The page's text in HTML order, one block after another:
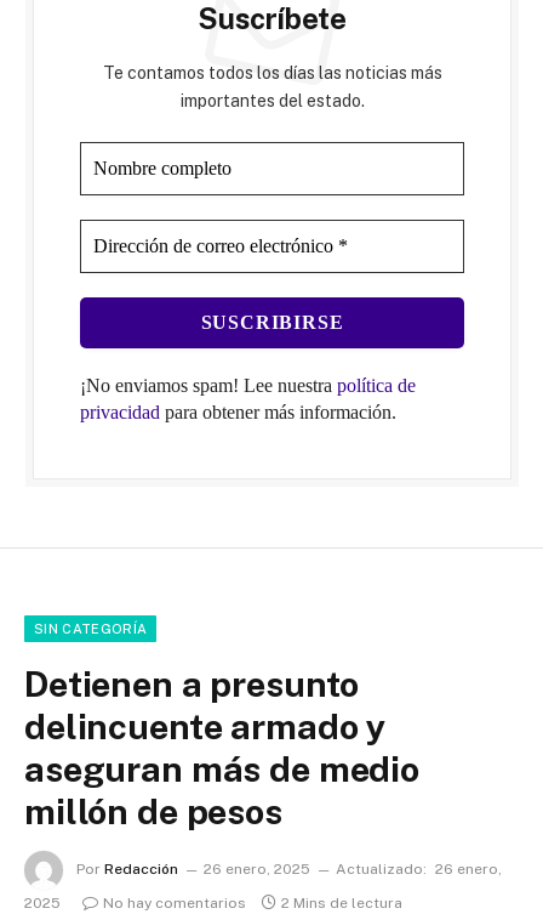
Suscríbete
Te contamos todos los días las noticias más
importantes del estado.
¡No enviamos spam! Lee nuestra política de
privacidad para obtener más información.
SIN CATEGORÍA
Detienen a presunto
delincuente armado y
aseguran más de medio
millón de pesos
Por Redacción 26 enero, 2025 Actualizado: 26 enero,
2025
No hay comentarios 2 Mins de lectura